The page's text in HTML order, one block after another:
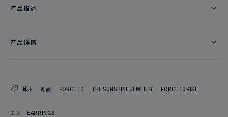
产品描述
产品详情
耳环 新品 FORCE 10 THE SUNSHINE JEWELER FORCE 10 RISE
主页 EARRINGS